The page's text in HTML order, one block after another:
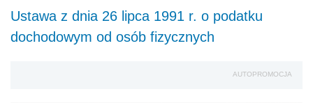
Ustawa z dnia 26 lipca 1991 r. o podatku
dochodowym od osób fizycznych
AUTOPROMOCJA